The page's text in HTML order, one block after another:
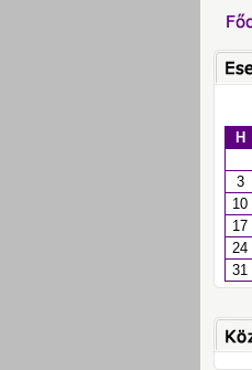
H
3
10
17
24
31